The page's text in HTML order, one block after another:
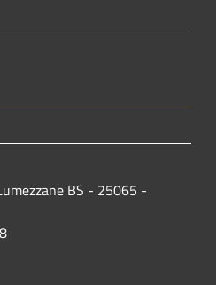
BS - 25065 -